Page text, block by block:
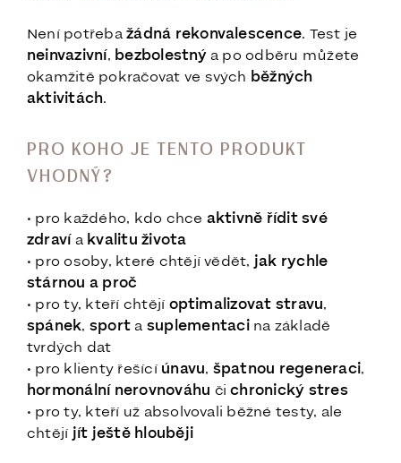
Není potřebažádná rekonvalescence. Test je
neinvazivní, bezbolestnýa po odběru můžete
okamžitě pokračovat ve svých běžných
aktivitách.
PRO KOHO JE TENTO PRODUKT
VHODNÝ?
• pro každého, kdo chce aktivně řídit své
zdravía kvalitu života
• pro osoby, které chtějí vědět,jak rychle
stárnou a proč
• pro ty, kteří chtějí optimalizovat stravu,
spánek, sport a suplementacina základě
tvrdých dat
• pro klienty řešící únavu, špatnou regeneraci,
hormonální nerovnováhu čichronický stres
• pro ty, kteří už absolvovali běžné testy, ale
chtějíjít ještě hlouběji